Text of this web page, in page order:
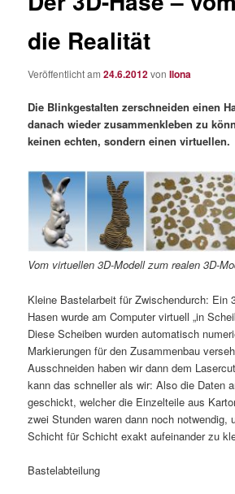
die Realität
Veröffentlicht am24.6.2012vonIlona
Die Blinkgestalten zerschneiden einen
danach wieder zusammenkleben zu
keinen echten, sondern einen virtuellen.
Vom virtuellen 3D-Modell zum realen 3D-
Kleine Bastelarbeit für Zwischendurch: Ein
Hasen wurde am Computer virtuell „in
Diese Scheiben wurden automatisch
Markierungen für den Zusammenbau
Ausschneiden haben wir dann dem
kann das schneller als wir: Also die Daten
geschickt, welcher die Einzelteile aus
zwei Stunden waren dann noch notwendig,
Schicht für Schicht exakt aufeinander zu
Bastelabteilung